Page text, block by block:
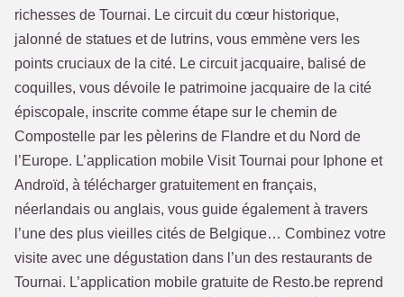
richesses de Tournai. Le circuit du cœur historique,
jalonné de statues et de lutrins, vous emmène vers les
points cruciaux de la cité. Le circuit jacquaire, balisé de
coquilles, vous dévoile le patrimoine jacquaire de la cité
épiscopale, inscrite comme étape sur le chemin de
Compostelle par les pèlerins de Flandre et du Nord de
l’Europe. L’application mobile Visit Tournai pour Iphone et
Androïd, à télécharger gratuitement en français,
néerlandais ou anglais, vous guide également à travers
l’une des plus vieilles cités de Belgique… Combinez votre
visite avec une dégustation dans l’un des restaurants de
Tournai. L’application mobile gratuite de Resto.be reprend